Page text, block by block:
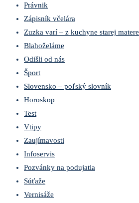
Právnik
Zápisník včelára
Zuzka varí – z kuchyne starej matere
Blahoželáme
Odišli od nás
Šport
Slovensko – poľský slovník
Horoskop
Test
Vtipy
Zaujímavosti
Infoservis
Pozvánky na podujatia
Súťaže
Vernisáže